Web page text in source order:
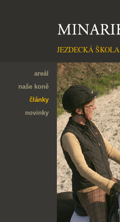
JEZDECKÁ ŠKOLA
areál
naše koně
články
novinky